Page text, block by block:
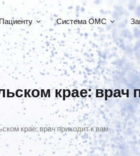
Пациенту Система ОМС
крае: врач
крае: врач приходит к вам